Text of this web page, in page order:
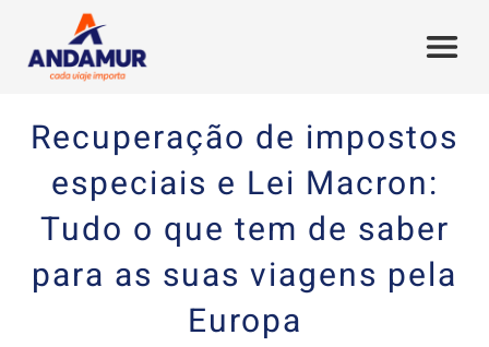
Recuperação de impostos
especiais e Lei Macron:
Tudo o que tem de saber
para as suas viagens pela
Europa